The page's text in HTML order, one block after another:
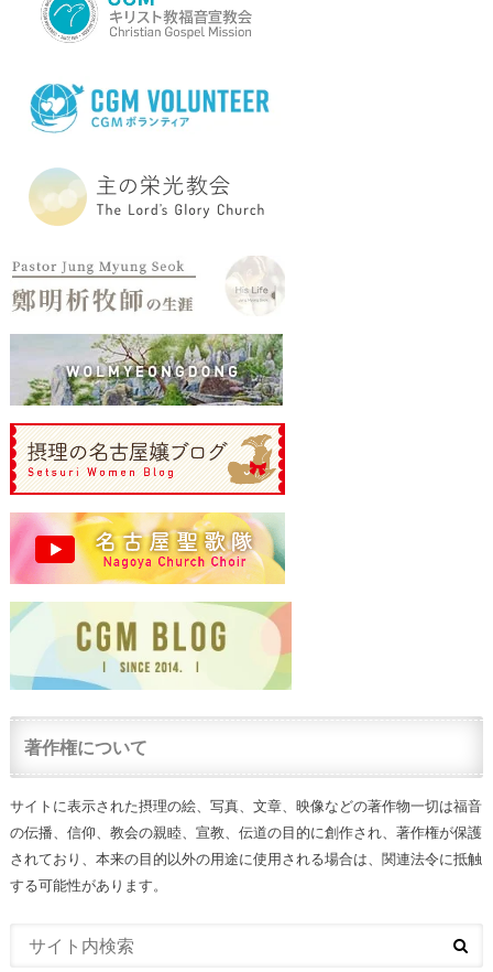
著作権について
サイトに表示された摂理の絵、写真、文章、映像などの著作物一切は福音
の伝播、信仰、教会の親睦、宣教、伝道の目的に創作され、著作権が保護
されており、本来の目的以外の用途に使用される場合は、関連法令に抵触
する可能性があります。